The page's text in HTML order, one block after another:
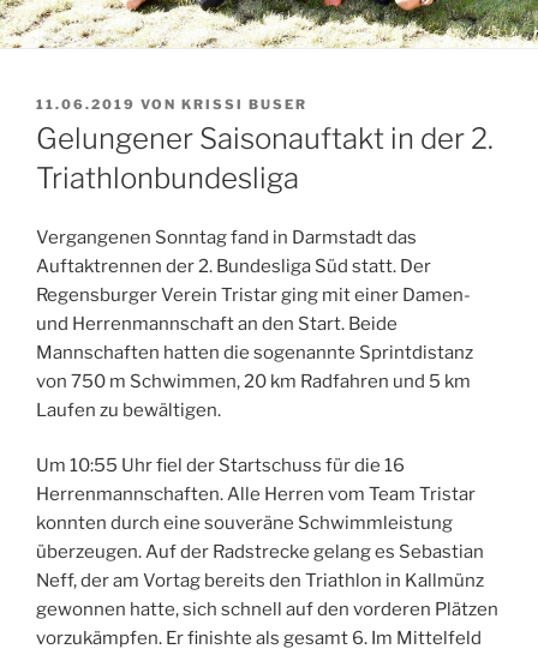
VERÖFFENTLICHT
AM
11.06.2019 VON KRISSI BUSER
Gelungener Saisonauftakt in der 2.
Triathlonbundesliga
Vergangenen Sonntag fand in Darmstadt das
Auftaktrennen der 2. Bundesliga Süd statt. Der
Regensburger Verein Tristar ging mit einer Damen-
und Herrenmannschaft an den Start. Beide
Mannschaften hatten die sogenannte Sprintdistanz
von 750 m Schwimmen, 20 km Radfahren und 5 km
Laufen zu bewältigen.
Um 10:55 Uhr fiel der Startschuss für die 16
Herrenmannschaften. Alle Herren vom Team Tristar
konnten durch eine souveräne Schwimmleistung
überzeugen. Auf der Radstrecke gelang es Sebastian
Neff, der am Vortag bereits den Triathlon in Kallmünz
gewonnen hatte, sich schnell auf den vorderen Plätzen
vorzukämpfen. Er finishte als gesamt 6. Im Mittelfeld